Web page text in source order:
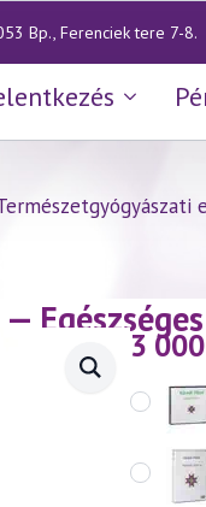
Bp., Ferenciek tere 7-8.
—
3 000